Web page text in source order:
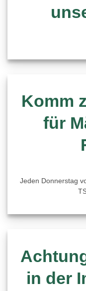
Komm
für
Jeden Donnerstag
in der